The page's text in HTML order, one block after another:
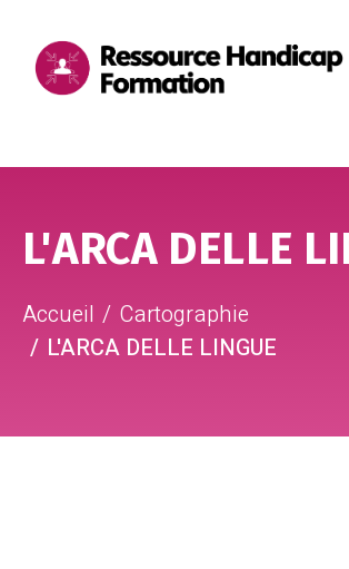
L'ARCA DELLE
Accueil
Cartographie
L'ARCA DELLE LINGUE